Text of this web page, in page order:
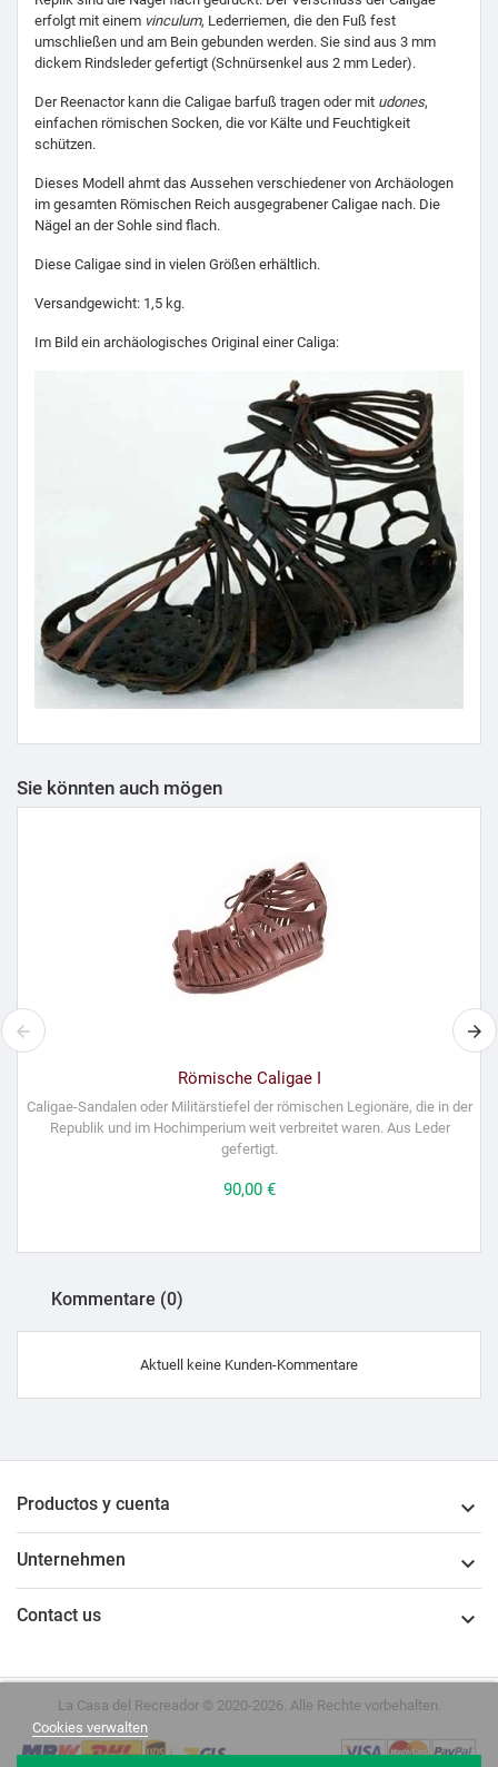
erfolgt mit einem vinculum, Lederriemen, die den Fuß fest
umschließen und am Bein gebunden werden. Sie sind aus 3 mm
dickem Rindsleder gefertigt (Schnürsenkel aus 2 mm Leder).
Der Reenactor kann die Caligae barfuß tragen oder mit udones,
einfachen römischen Socken, die vor Kälte und Feuchtigkeit
schützen.
Dieses Modell ahmt das Aussehen verschiedener von Archäologen
im gesamten Römischen Reich ausgegrabener Caligae nach. Die
Nägel an der Sohle sind flach.
Diese Caligae sind in vielen Größen erhältlich.
Versandgewicht: 1,5 kg.
Im Bild ein archäologisches Original einer Caliga:
Sie könnten auch mögen
Römische Caligae I
Caligae-Sandalen oder Militärstiefel der römischen Legionäre, die in der
Republik und im Hochimperium weit verbreitet waren. Aus Leder
gefertigt.
Preis
90,00 €
Kommentare (0)
Aktuell keine Kunden-Kommentare
Productos y cuenta 
Unternehmen 
Contact us 
Cookies verwalten
La Casa del Recreador © 2020-2026. Alle Rechte vorbehalten.